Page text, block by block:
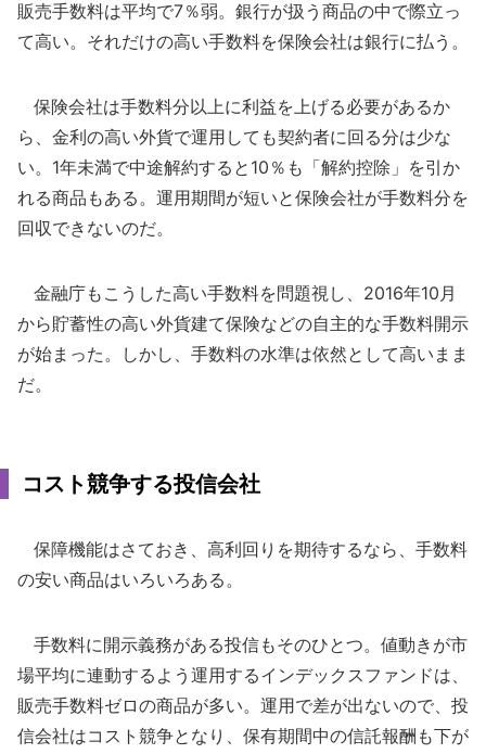
販売手数料は平均で7％弱。銀行が扱う商品の中で際立っ
て高い。それだけの高い手数料を保険会社は銀行に払う。
保険会社は手数料分以上に利益を上げる必要があるか
ら、金利の高い外貨で運用しても契約者に回る分は少な
い。1年未満で中途解約すると10％も「解約控除」を引か
れる商品もある。運用期間が短いと保険会社が手数料分を
回収できないのだ。
金融庁もこうした高い手数料を問題視し、2016年10月
から貯蓄性の高い外貨建て保険などの自主的な手数料開示
が始まった。しかし、手数料の水準は依然として高いまま
だ。
コスト競争する投信会社
保障機能はさておき、高利回りを期待するなら、手数料
の安い商品はいろいろある。
手数料に開示義務がある投信もそのひとつ。値動きが市
場平均に連動するよう運用するインデックスファンドは、
販売手数料ゼロの商品が多い。運用で差が出ないので、投
信会社はコスト競争となり、保有期間中の信託報酬も下が